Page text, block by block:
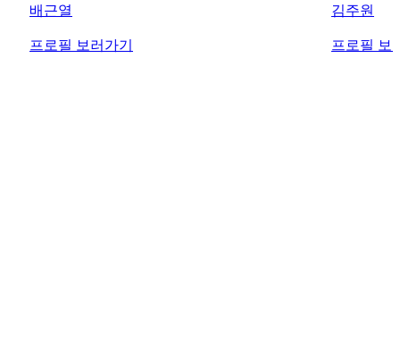
배근열
프로필 보러가기
김주원
프로필 보